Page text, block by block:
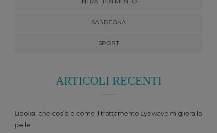
SARDEGNA
SPORT
ARTICOLI RECENTI
Lipolisi: che cos’è e come il trattamento Lysiwave migliora la
pelle